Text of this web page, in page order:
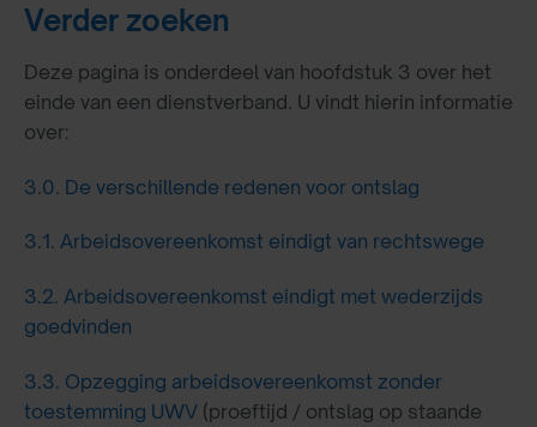
Verder zoeken
Deze pagina is onderdeel van hoofdstuk 3 over het
einde van een dienstverband. U vindt hierin informatie
over:
3.0. De verschillende redenen voor ontslag
3.1. Arbeidsovereenkomst eindigt van rechtswege
3.2. Arbeidsovereenkomst eindigt met wederzijds
goedvinden
3.3. Opzegging arbeidsovereenkomst zonder
toestemming UWV (proeftijd / ontslag op staande